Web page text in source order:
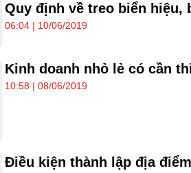
Quy định về treo biển hiệu,
06:04 | 10/06/2019
Kinh doanh nhỏ lẻ có cần
10:58 | 08/06/2019
Điều kiện thành lập địa